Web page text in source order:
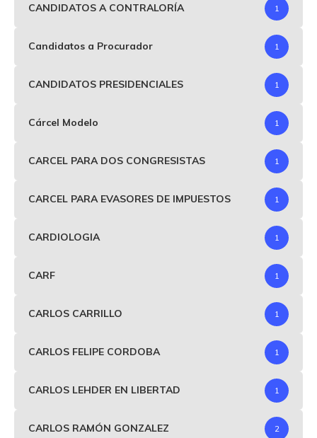
CANDIDATOS A CONTRALORÍA 1
Candidatos a Procurador 1
CANDIDATOS PRESIDENCIALES 1
Cárcel Modelo 1
CARCEL PARA DOS CONGRESISTAS 1
CARCEL PARA EVASORES DE IMPUESTOS 1
CARDIOLOGIA 1
CARF 1
CARLOS CARRILLO 1
CARLOS FELIPE CORDOBA 1
CARLOS LEHDER EN LIBERTAD 1
CARLOS RAMÓN GONZALEZ 2